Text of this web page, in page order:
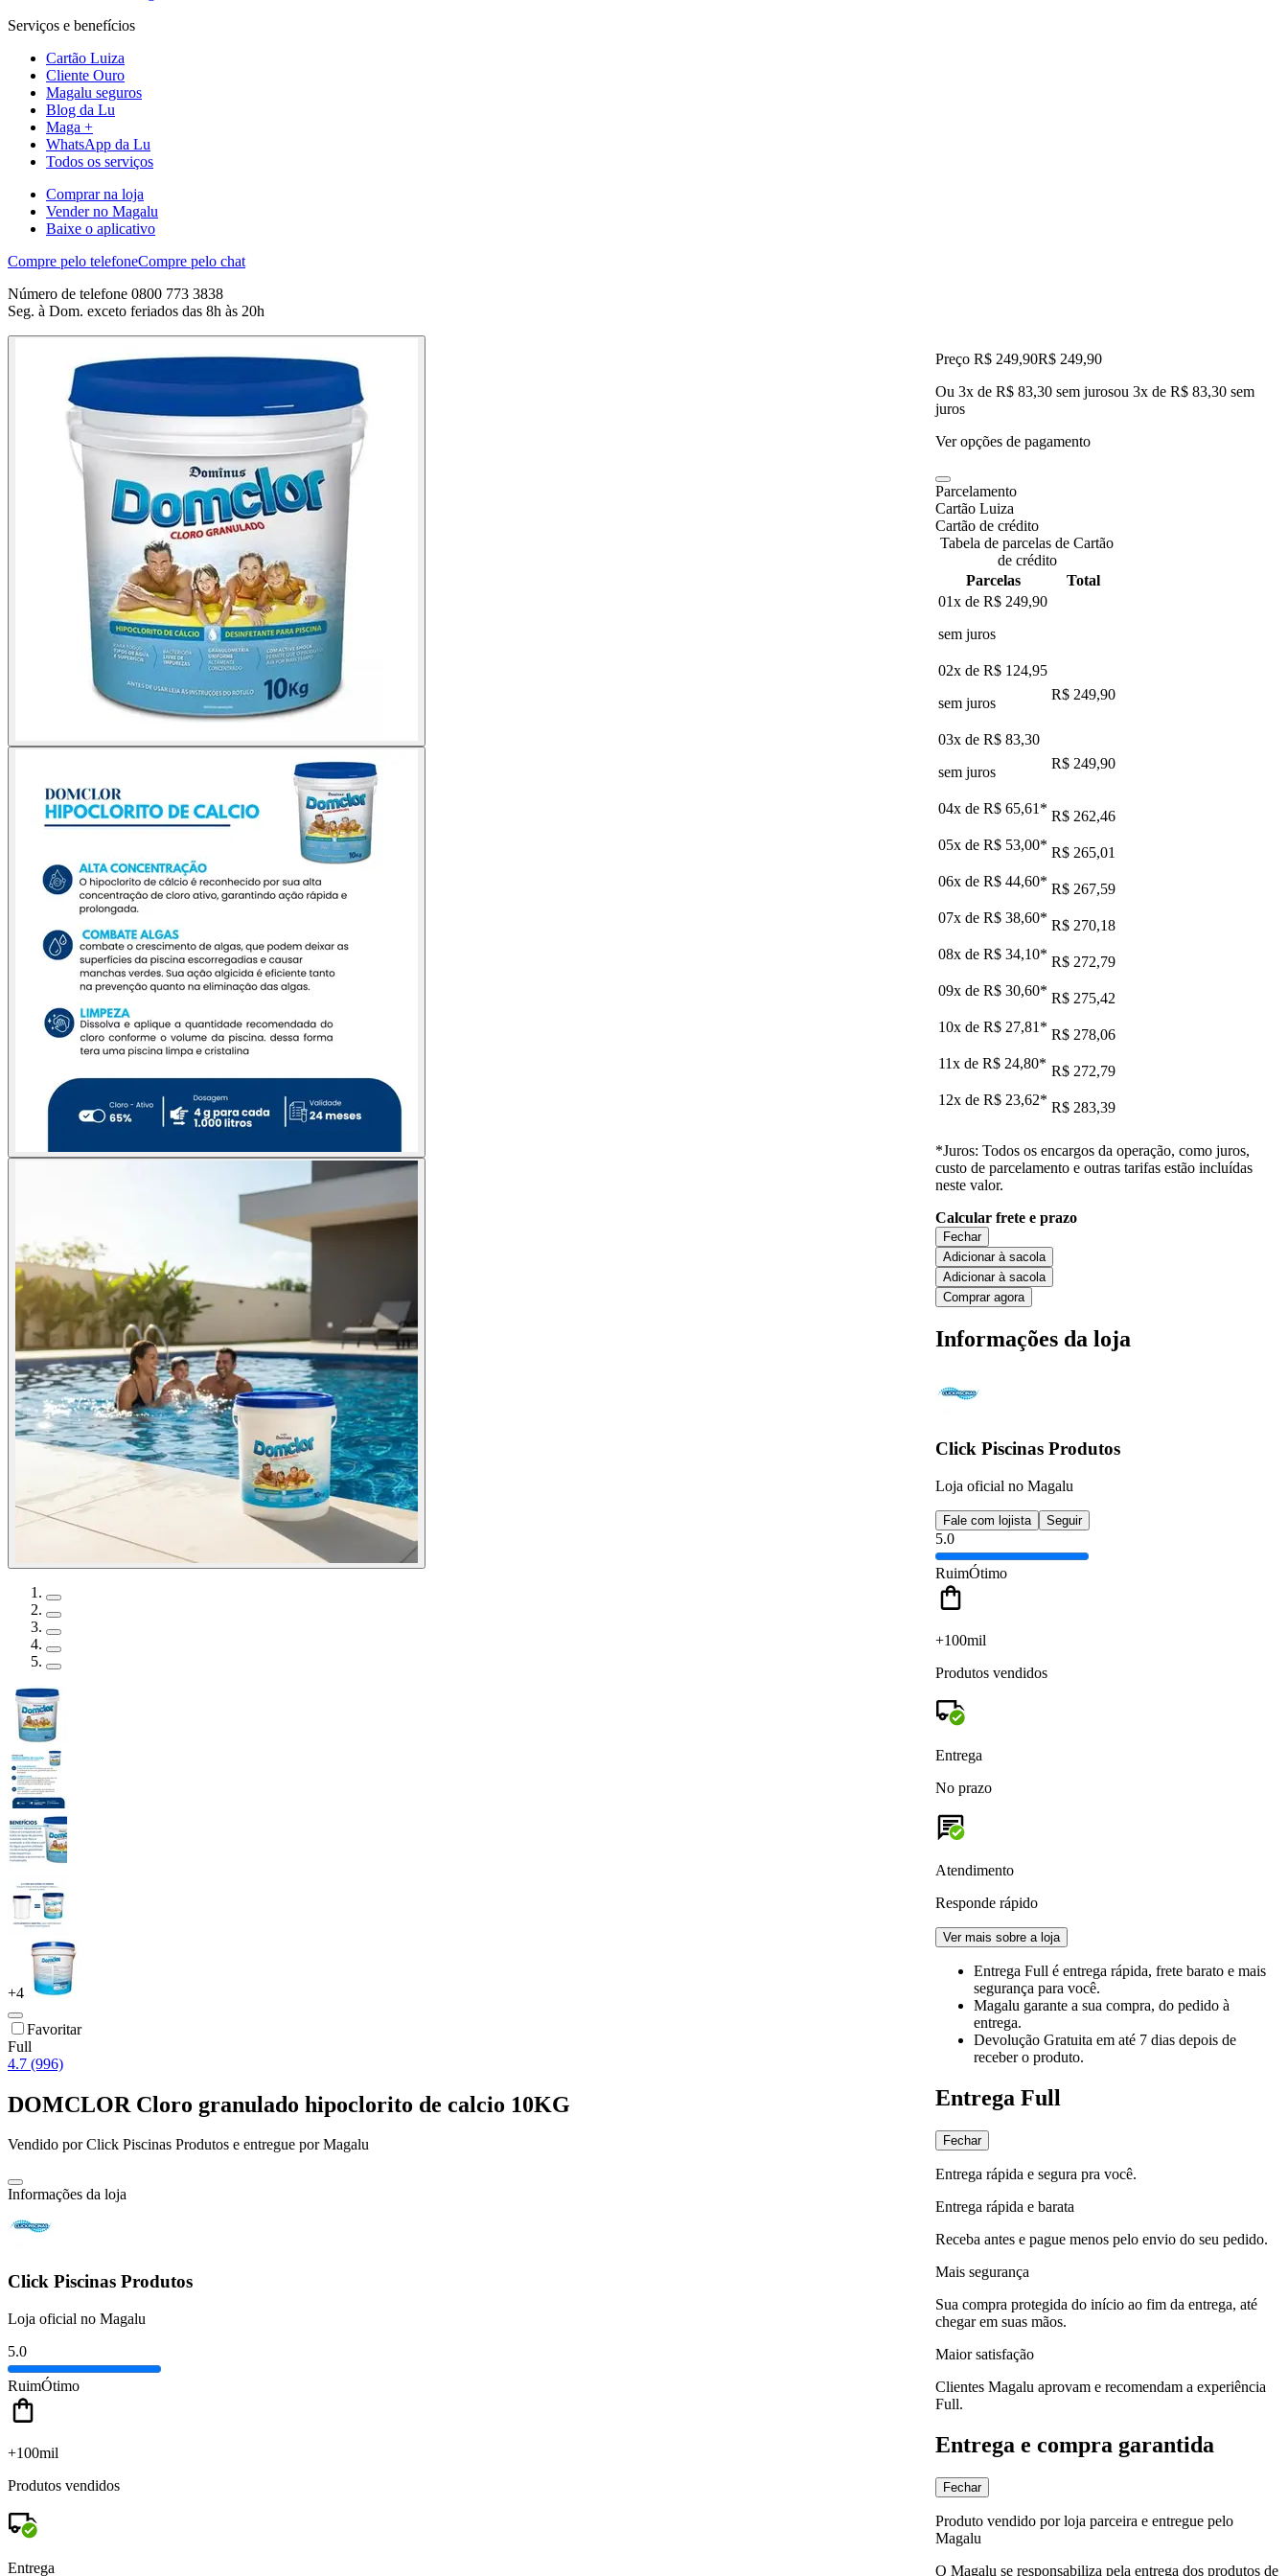
Serviços e benefícios
Cartão Luiza
Cliente Ouro
Magalu seguros
Blog da Lu
Maga +
WhatsApp da Lu
Todos os serviços
Comprar na loja
Vender no Magalu
Baixe o aplicativo
Compre pelo telefoneCompre pelo chat
Número de telefone 0800 773 3838
Seg. à Dom. exceto feriados das 8h às 20h
+4
Favoritar
Full
4.7 (996)
DOMCLOR Cloro granulado hipoclorito de calcio 10KG
Vendido porClick Piscinas Produtos e entregue por Magalu
Informações da loja
Click Piscinas Produtos
Loja oficial no Magalu
5.0
RuimÓtimo
+100mil
Produtos vendidos
Entrega
Preço R$ 249,90R$ 249,90
Ou 3x de R$ 83,30 sem jurosou 3x de R$ 83,30 sem
juros
Ver opções de pagamento
Parcelamento
Cartão Luiza
Cartão de crédito
Tabela de parcelas de Cartão
de crédito
Parcelas
Total
01x de R$ 249,90
sem juros
02x de R$ 124,95
sem juros
R$ 249,90
03x de R$ 83,30
sem juros
R$ 249,90
04x de R$ 65,61 * R$ 262,46
05x de R$ 53,00* R$ 265,01
06x de R$ 44,60* R$ 267,59
07x de R$ 38,60* R$ 270,18
08x de R$ 34,10* R$ 272,79
09x de R$ 30,60* R$ 275,42
10x de R$ 27,81 * R$ 278,06
11x de R$ 24,80* R$ 272,79
12x de R$ 23,62* R$ 283,39
*Juros: Todos os encargos da operação, como juros,
custo de parcelamento e outras tarifas estão incluídas
neste valor.
Calcular frete e prazo
Fechar
Adicionar à sacola
Adicionar à sacola
Comprar agora
Informações da loja
Click Piscinas Produtos
Loja oficial no Magalu
Fale com lojista Seguir
5.0
RuimÓtimo
+100mil
Produtos vendidos
Entrega
No prazo
Atendimento
Responde rápido
Ver mais sobre a loja
Entrega Full é entrega rápida, frete barato e mais
segurança para você.
Magalu garante a sua compra, do pedido à
entrega.
Devolução Gratuita em até 7 dias depois de
receber o produto.
Entrega Full
Fechar
Entrega rápida e segura pra você.
Entrega rápida e barata
Receba antes e pague menos pelo envio do seu pedido.
Mais segurança
Sua compra protegida do início ao fim da entrega, até
chegar em suas mãos.
Maior satisfação
Clientes Magalu aprovam e recomendam a experiência
Full.
Entrega e compra garantida
Fechar
Produto vendido por loja parceira e entregue pelo
Magalu
O Magalu se responsabiliza pela entrega dos produtos de